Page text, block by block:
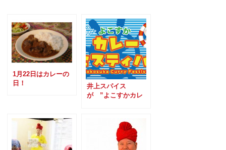
1月22日はカレーの
日！
井上スパイス
が ”よこすかカレ